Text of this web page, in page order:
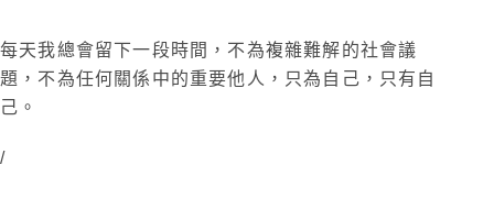
每天我總會留下一段時間，不為複雜難解的社會議
題，不為任何關係中的重要他人，只為自己，只有自
己。
/